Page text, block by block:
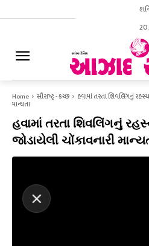
Home સૌરાષ્ટ્ર - કચ્છ હવામાં તરતા શિવલિંગનું
માન્યતા
હવામાં તરતા શિવલિંગનું
જોડાયેલી ચોંકાવનારી